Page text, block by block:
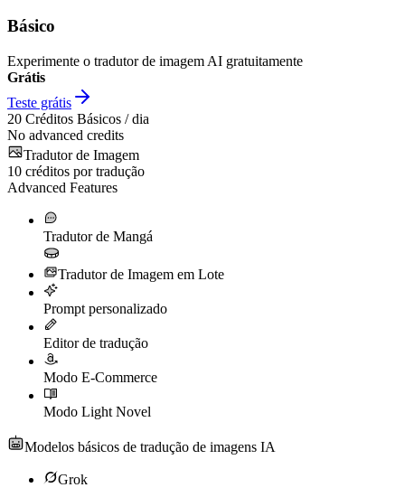
Básico
Experimente o tradutor de imagem AI gratuitamente
Grátis
Teste grátis
20 Créditos Básicos / dia
No advanced credits
Tradutor de Imagem
10 créditos por tradução
Advanced Features
Tradutor de Mangá
Tradutor de Imagem em Lote
Prompt personalizado
Editor de tradução
Modo E-Commerce
Modo Light Novel
Modelos básicos de tradução de imagens IA
Grok